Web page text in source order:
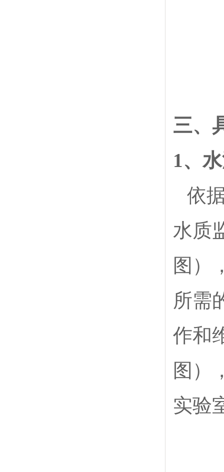
三、
1、
依
水质
图）
所需
作和
图）
实验